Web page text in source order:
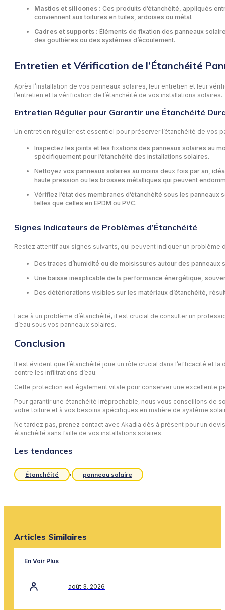
Mastics et silicones : Ces produits d’étanchéité, appliqués
conviennent aux toitures en tuiles, ardoises ou métal.
Cadres et supports : Éléments de fixation des panneaux
des gouttières ou des systèmes d’écoulement.
Entretien et Vérification de l’Étanchéité
Après l’installation de vos panneaux solaires, leur entretien et leur
l’entretien et la vérification de l’étanchéité de vos installations solaires.
Entretien Régulier pour Garantir une Étanchéité
Un entretien régulier est essentiel pour préserver l’étanchéité de vos
Inspectez les joints et les fixations des panneaux solaires au
spécifiquement pour l’étanchéité des installations solaires.
Nettoyez vos panneaux solaires au moins deux fois par an,
haute pression ou les brosses métalliques qui peuvent
Vérifiez l’état des membranes d’étanchéité sous les
telles que celles en EPDM ou PVC.
Signes Indicateurs de Problèmes d’Étanchéité
Restez attentif aux signes suivants, qui peuvent indiquer un problème
Des traces d’humidité ou de moisissures autour des
Une baisse inexplicable de la performance énergétique,
Des détériorations visibles sur les matériaux d’étanchéité,
Face à un problème d’étanchéité, il est crucial de consulter un
d’eau sous vos panneaux solaires.
Conclusion
Il est évident que l’étanchéité joue un rôle crucial dans l’efficacité et
contre les infiltrations d’eau.
Cette protection est également vitale pour conserver une excellente
Pour garantir une étanchéité irréprochable, nous vous conseillons de
votre toiture et à vos besoins spécifiques en matière de système
Ne tardez pas, prenez contact avec Akadia dès à présent pour un
étanchéité sans faille de vos installations solaires.
Les tendances
Étanchéité , panneau solaire
Articles Similaires
En Voir Plus
août 3, 2026